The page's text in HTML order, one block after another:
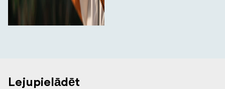
Lejupielādēt